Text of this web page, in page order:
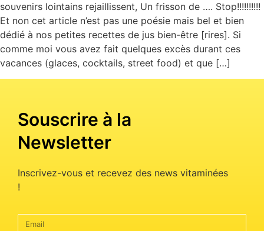
souvenirs lointains rejaillissent, Un frisson de …. Stop!!!!!!!!!!
Et non cet article n’est pas une poésie mais bel et bien
dédié à nos petites recettes de jus bien-être [rires]. Si
comme moi vous avez fait quelques excès durant ces
vacances (glaces, cocktails, street food) et que […]
Souscrire à la
Newsletter
Inscrivez-vous et recevez des news vitaminées
!